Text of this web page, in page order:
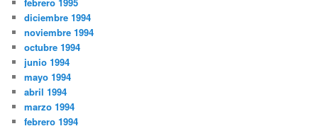
diciembre 1994
noviembre 1994
octubre 1994
junio 1994
mayo 1994
abril 1994
marzo 1994
febrero 1994